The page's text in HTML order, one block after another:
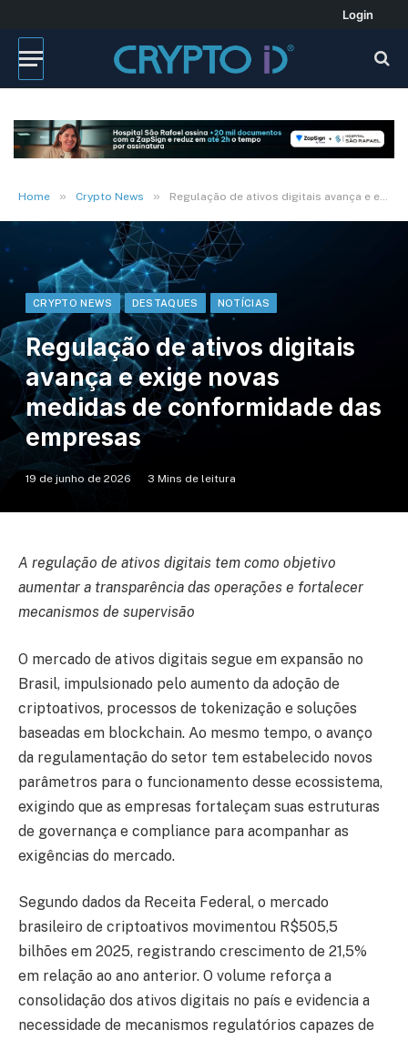
Login
Home » Crypto News » Regulação de ativos digitais avança e exige novas medidas de conformidade das empresas
CRYPTO NEWS DESTAQUES NOTÍCIAS
Regulação de ativos digitais
avança e exige novas
medidas de conformidade das
empresas
19 de junho de 2026 3 Mins de leitura
A regulação de ativos digitais tem como objetivo
aumentar a transparência das operações e fortalecer
mecanismos de supervisão
O mercado de ativos digitais segue em expansão no
Brasil, impulsionado pelo aumento da adoção de
criptoativos, processos de tokenização e soluções
baseadas em blockchain. Ao mesmo tempo, o avanço
da regulamentação do setor tem estabelecido novos
parâmetros para o funcionamento desse ecossistema,
exigindo que as empresas fortaleçam suas estruturas
de governança e compliance para acompanhar as
exigências do mercado.
Segundo dados da Receita Federal, o mercado
brasileiro de criptoativos movimentou R$505,5
bilhões em 2025, registrando crescimento de 21,5%
em relação ao ano anterior. O volume reforça a
consolidação dos ativos digitais no país e evidencia a
necessidade de mecanismos regulatórios capazes de